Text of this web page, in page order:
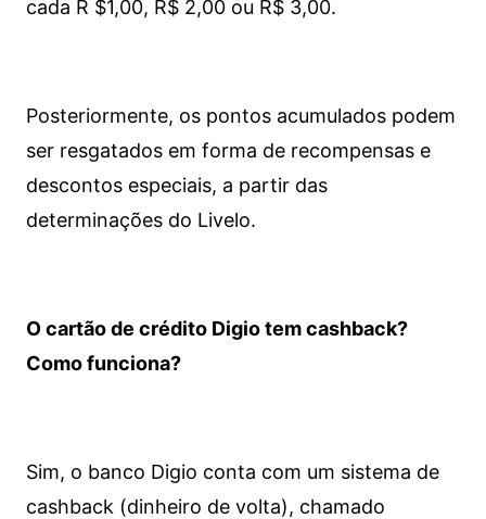
cada R $1,00, R$ 2,00 ou R$ 3,00.
Posteriormente, os pontos acumulados podem
ser resgatados em forma de recompensas e
descontos especiais, a partir das
determinações do Livelo.
O cartão de crédito Digio tem cashback?
Como funciona?
Sim, o banco Digio conta com um sistema de
cashback (dinheiro de volta), chamado